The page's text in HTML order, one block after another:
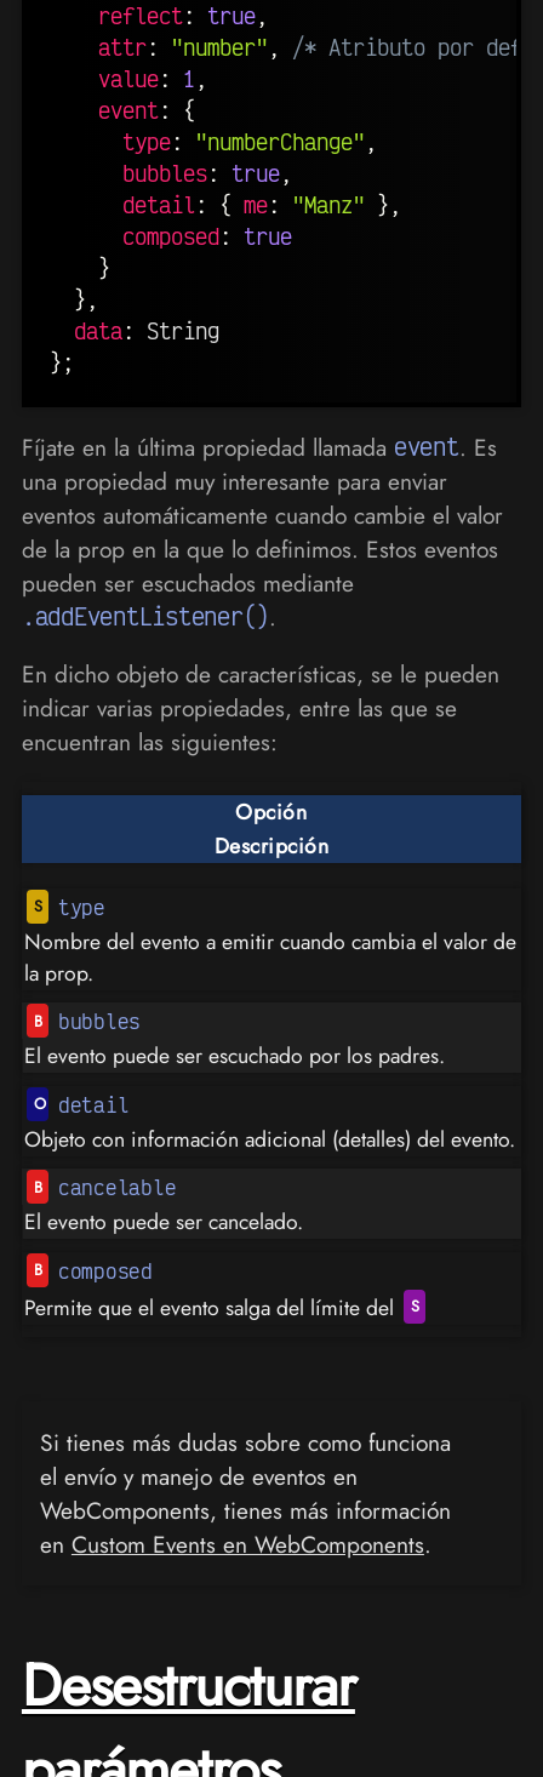
reflect: true,
attr: "number" ,
/* Atributo por
value: 1 ,
event:
{
type: "numberChange" ,
bubbles: true,
detail: { me: "Manz" } ,
composed:
true
}
} ,
data:
} ;
Fíjate en la última propiedad llamada event. Es
una propiedad muy interesante para enviar
eventos automáticamente cuando cambie el valor
de la prop en la que lo definimos. Estos eventos
pueden ser escuchados mediante
.addEventListener().
En dicho objeto de características, se le pueden
indicar varias propiedades, entre las que se
encuentran las siguientes:
Opción
Descripción
type
Nombre del evento a emitir cuando cambia el valor de
la prop.
bubbles
El evento puede ser escuchado por los padres.
detail
Objeto con información adicional (detalles) del evento.
cancelable
El evento puede ser cancelado.
composed
Permite que el evento salga del límite del
Si tienes más dudas sobre como funciona
el envío y manejo de eventos en
WebComponents, tienes más información
en Custom Events en WebComponents.
Desestructurar